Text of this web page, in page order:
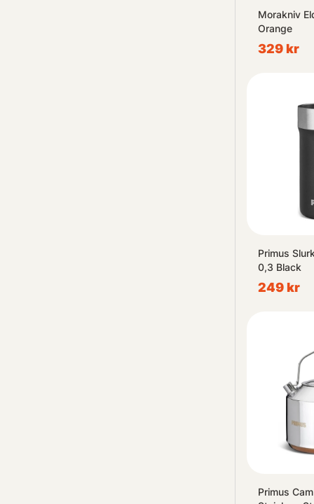
Morakniv
Orange
329 kr
Primus
0,3 Black
249 kr
Primus